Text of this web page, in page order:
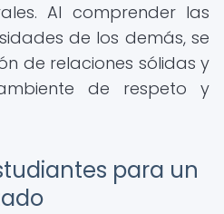
Al comprender las
de los demás, se
de relaciones sólidas y
de respeto y
para un